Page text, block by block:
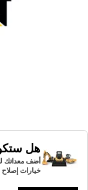
هل
أضف معداتك
خيارات إصلاح